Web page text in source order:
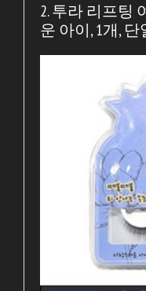
2. 투라 리프팅
운 아이, 1개, 단